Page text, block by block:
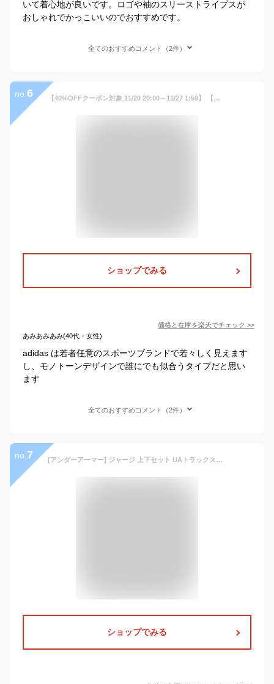
いて着心地が良いです。ロゴや袖のスリーストライプスが
おしゃれでかっこいいのでおすすめです。
全てのおすすめコメント（2件）
no. 6 【40%OFFクーポン対象 11/20 20:00～11/27 1:59】 【公式】アディダス adidas 返品可 ライフスタイル エアロレディ エッセンシャルズ レギュラーフィット スリーストライプス トラックスーツ スポーツウェア メンズ ウェア・服 ジャージ 黒 ブラック GK9950 上下 セットア…
ショップでみる
価格と在庫を楽天でチェック >>
あみあみあみ(40代・女性)
adidas は若者任意のスポーツブランドで若々しく見えます
し、モノトーンデザインで誰にでも似合うタイプだと思い
ます
全てのおすすめコメント（2件）
no. 7 [アンダーアーマー] ジャージ 上下セット UAトラックスーツ スポーツウェア メンズ LLメンズ(O) ブラック
ショップでみる